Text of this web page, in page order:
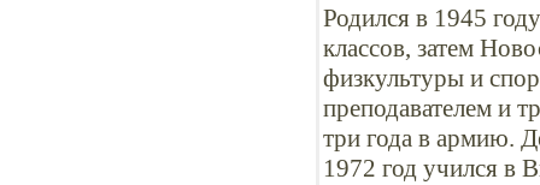
Родился в 1945
классов, затем
физкультуры и
преподавателем и
три года в армию.
1972 год учился